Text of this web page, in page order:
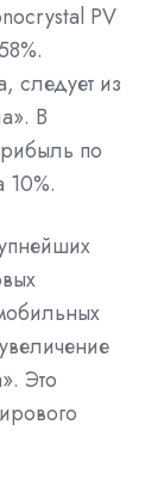
PV
следует из
В
по
10%.
Это